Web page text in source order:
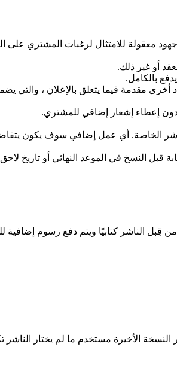
معقولة للامتثال لرغبات المشتري على
أو غير ذلك.
بالكامل.
مقدمة فيما يتعلق بالإعلان ، والتي
، دون إعطاء إشعار إضافي للمشتري.
الخاصة. أي عمل إضافي سوف يكون
قبل النسخ في الموعد النهائي أو تاريخ
قِبل الناشر كتابيًا ويتم دفع رسوم
النسخة الأخيرة مستخدم ما لم يختار